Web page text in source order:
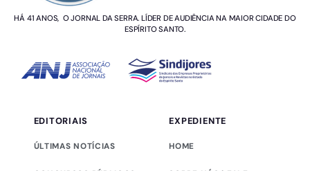
HÁ 41 ANOS, O JORNAL DA SERRA. LÍDER DE AUDIÊNCIA NA MAIOR CIDADE DO
ESPÍRITO SANTO.
EDITORIAIS
ÚLTIMAS NOTÍCIAS
EXPEDIENTE
HOME